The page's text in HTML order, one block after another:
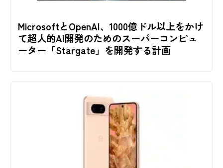
MicrosoftとOpenAI、1000億ドル以上をかけ
て超人的AI開発のためのスーパーコンピュ
ーター「Stargate」を開発する計画